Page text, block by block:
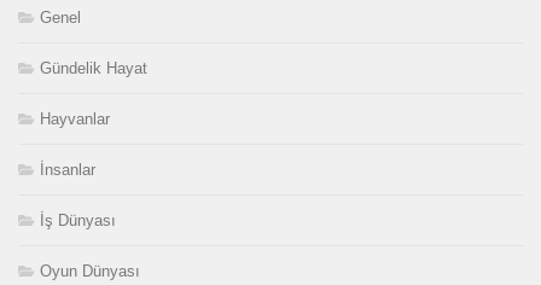
Genel
Gündelik Hayat
Hayvanlar
İnsanlar
İş Dünyası
Oyun Dünyası